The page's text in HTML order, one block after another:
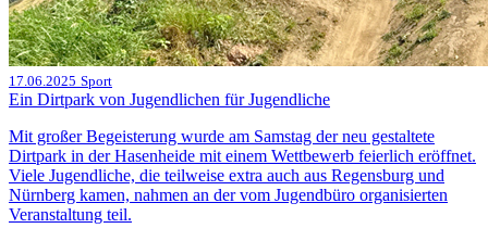
17.06.2025 Sport
Ein Dirtpark von Jugendlichen für Jugendliche
Mit großer Begeisterung wurde am Samstag der neu gestaltete
Dirtpark in der Hasenheide mit einem Wettbewerb feierlich eröffnet.
Viele Jugendliche, die teilweise extra auch aus Regensburg und
Nürnberg kamen, nahmen an der vom Jugendbüro organisierten
Veranstaltung teil.